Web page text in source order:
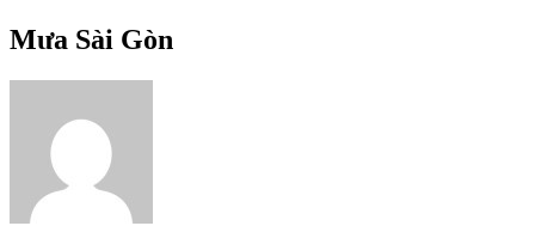
Mưa Sài Gòn